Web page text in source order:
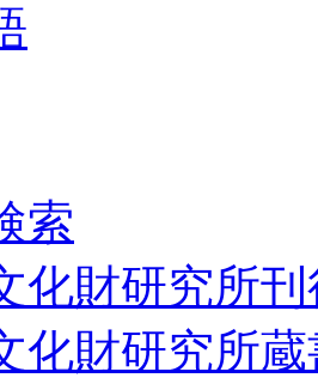
索
化財研究所
化財研究所